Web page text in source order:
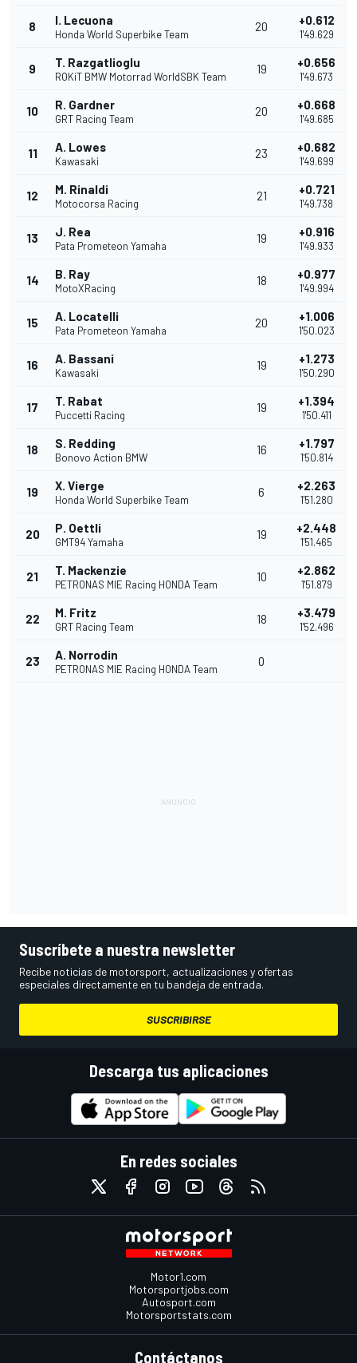
8 I. Lecuona
Honda World Superbike Team
20 +0.612
1'49.629
9 T. Razgatlioglu
ROKiT BMW Motorrad WorldSBK Team
19 +0.656
1'49.673
10 R. Gardner
GRT Racing Team
20 +0.668
1'49.685
11 A. Lowes
Kawasaki
23 +0.682
1'49.699
12 M. Rinaldi
Motocorsa Racing
21 +0.721
1'49.738
13 J. Rea
Pata Prometeon Yamaha
19 +0.916
1'49.933
14 B. Ray
MotoXRacing
18 +0.977
1'49.994
15 A. Locatelli
Pata Prometeon Yamaha
20 +1.006
1'50.023
16 A. Bassani
Kawasaki
19 +1.273
1'50.290
17 T. Rabat
Puccetti Racing
19 +1.394
1'50.411
18 S. Redding
Bonovo Action BMW
16 +1.797
1'50.814
19 X. Vierge
Honda World Superbike Team
6 +2.263
1'51.280
20 P. Oettli
GMT94 Yamaha
19 +2.448
1'51.465
21 T. Mackenzie
PETRONAS MIE Racing HONDA Team
10 +2.862
1'51.879
22 M. Fritz
GRT Racing Team
18 +3.479
1'52.496
23 A. Norrodin
PETRONAS MIE Racing HONDA Team
0
Suscríbete a nuestra newsletter
Recibe noticias de motorsport, actualizaciones y ofertas
especiales directamente en tu bandeja de entrada.
SUSCRIBIRSE
Descarga tus aplicaciones
En redes sociales
Motor1.com
Motorsportjobs.com
Autosport.com
Motorsportstats.com
Contáctanos